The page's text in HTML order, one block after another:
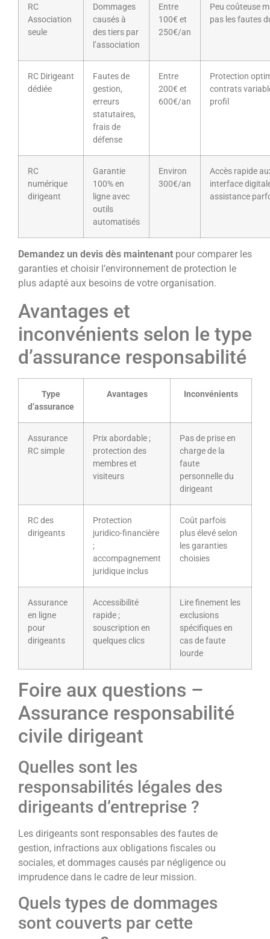
RC
Association
seule
Dommages
causés à
des tiers par
l’association
Entre
100€ et
250€/an
Peu coûteuse
pas les fautes
RC Dirigeant
dédiée
Fautes de
gestion,
erreurs
statutaires,
frais de
défense
Entre
200€ et
600€/an
Protection
contrats
profil
RC
numérique
dirigeant
Garantie
100% en
ligne avec
outils
automatisés
Environ
300€/an
Accès rapide
interface
assistance
Demandez un devis dès maintenant pour comparer les
garanties et choisir l’environnement de protection le
plus adapté aux besoins de votre organisation.
Avantages et
inconvénients selon le type
d’assurance responsabilité
Type
d’assurance
Avantages Inconvénients
Assurance
RC simple
Prix abordable ;
protection des
membres et
visiteurs
Pas de prise en
charge de la
faute
personnelle du
dirigeant
RC des
dirigeants
Protection
juridico-financière
;
accompagnement
juridique inclus
Coût parfois
plus élevé selon
les garanties
choisies
Assurance
en ligne
pour
dirigeants
Accessibilité
rapide ;
souscription en
quelques clics
Lire finement les
exclusions
spécifiques en
cas de faute
lourde
Foire aux questions –
Assurance responsabilité
civile dirigeant
Quelles sont les
responsabilités légales des
dirigeants d’entreprise ?
Les dirigeants sont responsables des fautes de
gestion, infractions aux obligations fiscales ou
sociales, et dommages causés par négligence ou
imprudence dans le cadre de leur mission.
Quels types de dommages
sont couverts par cette